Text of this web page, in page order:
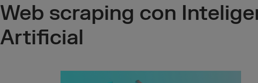
Web scraping con
Artificial